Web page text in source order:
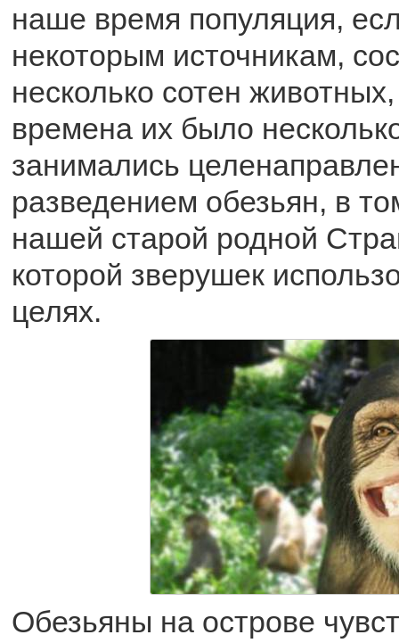
наше время популяция,
некоторым источникам,
несколько сотен
времена их было
занимались
разведением обезьян, в
нашей старой родной
которой зверушек
целях.
Обезьяны на острове